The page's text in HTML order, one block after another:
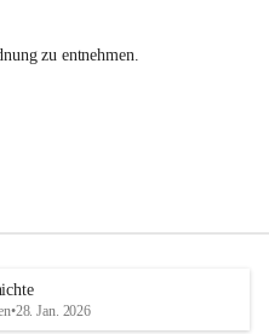
zu entnehmen.
•28. Jan. 2026